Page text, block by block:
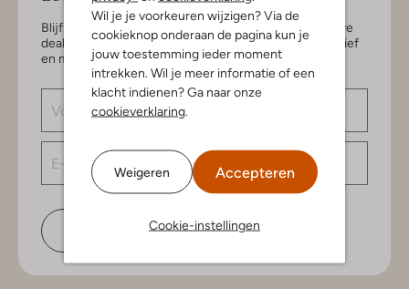
Wil je je voorkeuren wijzigen? Via de
cookieknop onderaan de pagina kun je
jouw toestemming ieder moment
intrekken. Wil je meer informatie of een
klacht indienen? Ga naar onze
cookieverklaring.
Weigeren Accepteren
Cookie-instellingen
Blijf op de hoogte van de nieuwste items en exclusieve
deals, speciaal voor jou. Schrijf je in voor de nieuwsbrief
en maak kans op € 150,- shoptegoed.
Schrijf je in